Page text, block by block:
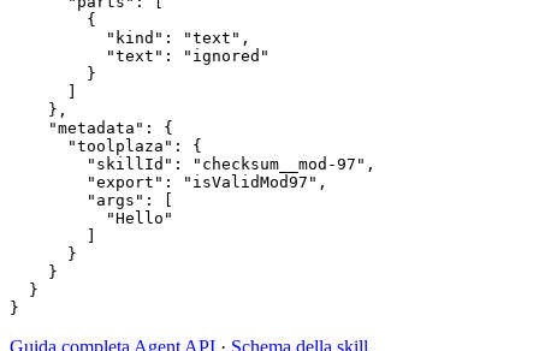
        {
          "kind": "text",
          "text": "ignored"
        }
      ]
    },
    "metadata": {
      "toolplaza": {
        "skillId": "checksum__mod-97",
        "export": "isValidMod97",
        "args": [
          "Hello"
        ]
      }
    }
  }
Guida completa Agent API · Schema della skill